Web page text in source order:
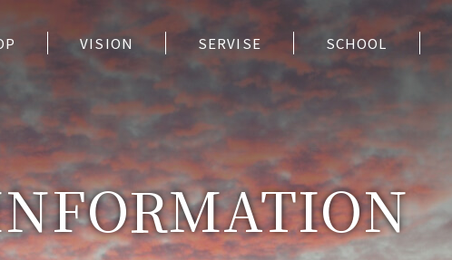
VISION SERVISE SCHOOL